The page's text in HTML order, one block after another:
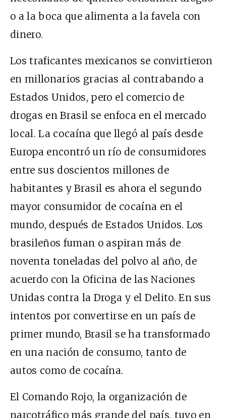
o a la boca que alimenta a la favela con
dinero.
Los traficantes mexicanos se convirtieron
en millonarios gracias al contrabando a
Estados Unidos, pero el comercio de
drogas en Brasil se enfoca en el mercado
local. La cocaína que llegó al país desde
Europa encontró un río de consumidores
entre sus doscientos millones de
habitantes y Brasil es ahora el segundo
mayor consumidor de cocaína en el
mundo, después de Estados Unidos. Los
brasileños fuman o aspiran más de
noventa toneladas del polvo al año, de
acuerdo con la Oficina de las Naciones
Unidas contra la Droga y el Delito. En sus
intentos por convertirse en un país de
primer mundo, Brasil se ha transformado
en una nación de consumo, tanto de
autos como de cocaína.
El Comando Rojo, la organización de
narcotráfico más grande del país, tuvo en